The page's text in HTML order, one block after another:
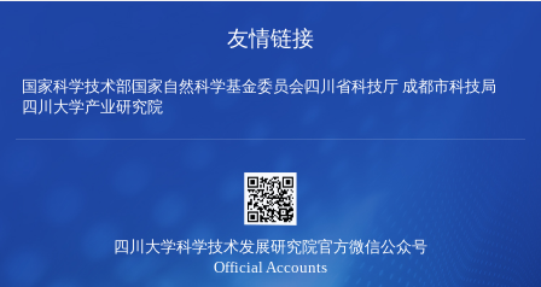
友情链接
国家科学技术部国家自然科学基金委员会四川省科技厅 成都市科技局
四川大学产业研究院
四川大学科学技术发展研究院官方微信公众号
Official Accounts